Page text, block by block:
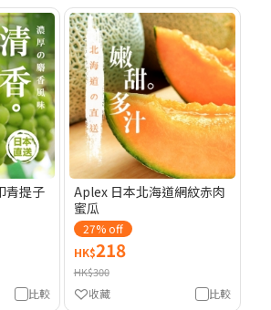
青提子
比較
Aplex 日本北海道網紋赤肉
蜜瓜
27% off
HK$218
HK$300
比較
收藏